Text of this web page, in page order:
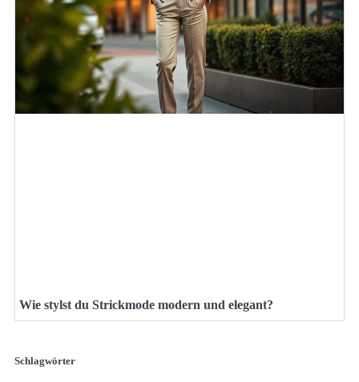
Wie stylst du Strickmode modern und elegant?
Schlagwörter